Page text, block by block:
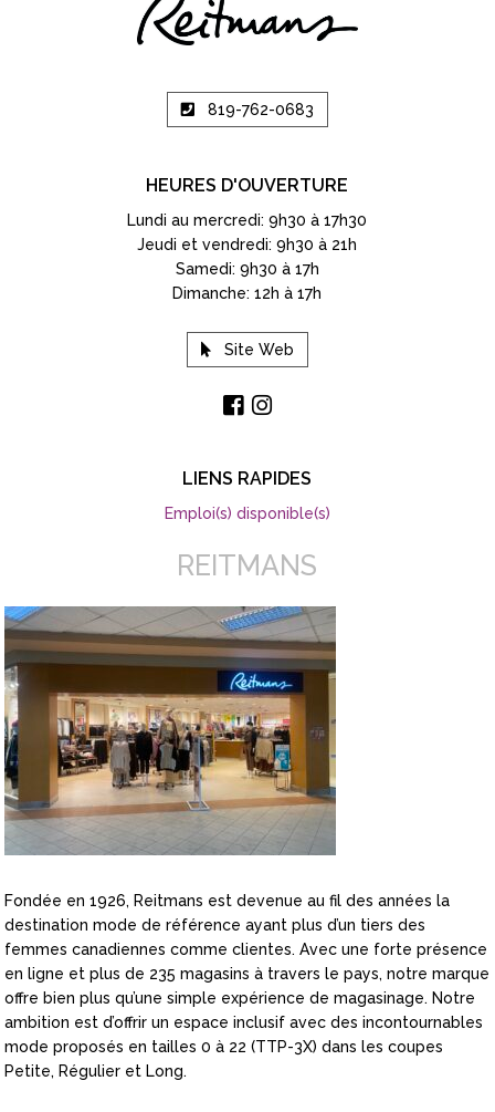
819-762-0683
HEURES D'OUVERTURE
Lundi au mercredi: 9h30 à 17h30
Jeudi et vendredi: 9h30 à 21h
Samedi: 9h30 à 17h
Dimanche: 12h à 17h
Site Web
LIENS RAPIDES
Emploi(s) disponible(s)
REITMANS
Fondée en 1926, Reitmans est devenue au fil des années la
destination mode de référence ayant plus d’un tiers des
femmes canadiennes comme clientes. Avec une forte présence
en ligne et plus de 235 magasins à travers le pays, notre marque
offre bien plus qu’une simple expérience de magasinage. Notre
ambition est d’offrir un espace inclusif avec des incontournables
mode proposés en tailles 0 à 22 (TTP-3X) dans les coupes
Petite, Régulier et Long.